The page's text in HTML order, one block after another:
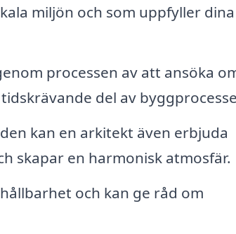
miljön och som uppfyller dina
processen av att ansöka
del av
kan en arkitekt även erbjuda
skapar en harmonisk atmosfär.
och kan ge råd om